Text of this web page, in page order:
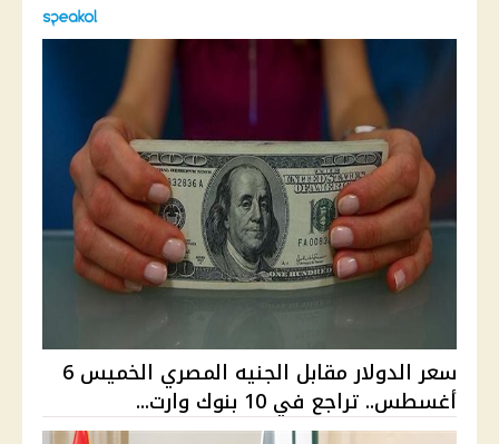
سعر الدولار مقابل الجنيه المصري الخميس 6
أغسطس.. تراجع في 10 بنوك وارت...